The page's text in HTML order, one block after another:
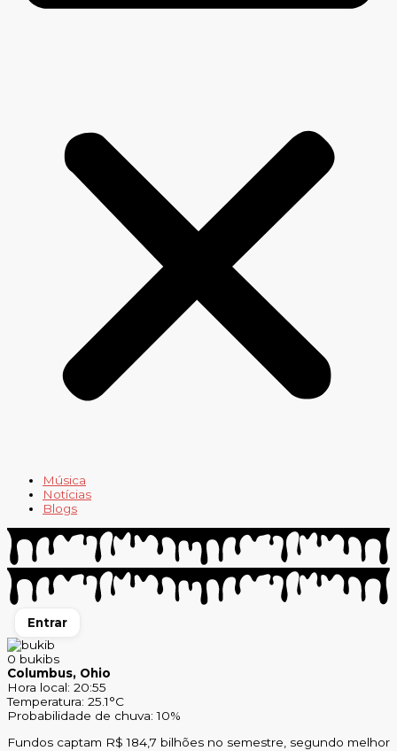
Música
Notícias
Blogs
Entrar
0 bukibs
Columbus, Ohio
Hora local: 20:55
Temperatura: 25.1°C
Probabilidade de chuva: 10%
Fundos captam R$ 184,7 bilhões no semestre, segundo melhor